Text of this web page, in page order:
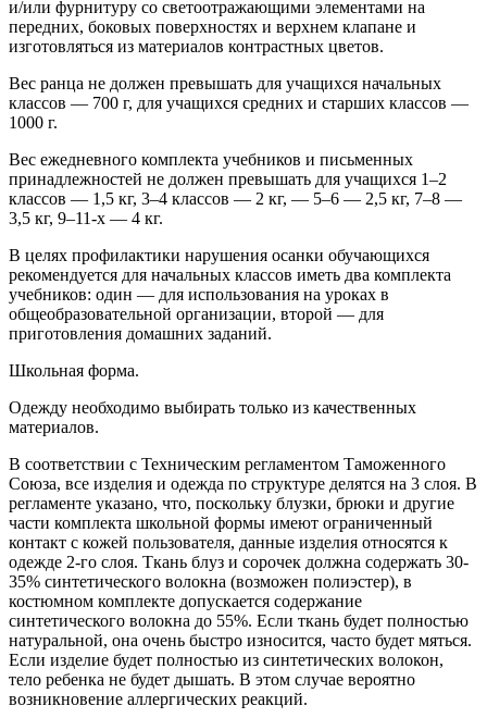
и/или фурнитуру со светоотражающими элементами на
передних, боковых поверхностях и верхнем клапане и
изготовляться из материалов контрастных цветов.
Вес ранца не должен превышать для учащихся начальных
классов — 700 г, для учащихся средних и старших классов —
1000 г.
Вес ежедневного комплекта учебников и письменных
принадлежностей не должен превышать для учащихся 1–2
классов — 1,5 кг, 3–4 классов — 2 кг, — 5–6 — 2,5 кг, 7–8 —
3,5 кг, 9–11-х — 4 кг.
В целях профилактики нарушения осанки обучающихся
рекомендуется для начальных классов иметь два комплекта
учебников: один — для использования на уроках в
общеобразовательной организации, второй — для
приготовления домашних заданий.
Школьная форма.
Одежду необходимо выбирать только из качественных
материалов.
В соответствии с Техническим регламентом Таможенного
Союза, все изделия и одежда по структуре делятся на 3 слоя. В
регламенте указано, что, поскольку блузки, брюки и другие
части комплекта школьной формы имеют ограниченный
контакт с кожей пользователя, данные изделия относятся к
одежде 2-го слоя. Ткань блуз и сорочек должна содержать 30-
35% синтетического волокна (возможен полиэстер), в
костюмном комплекте допускается содержание
синтетического волокна до 55%. Если ткань будет полностью
натуральной, она очень быстро износится, часто будет мяться.
Если изделие будет полностью из синтетических волокон,
тело ребенка не будет дышать. В этом случае вероятно
возникновение аллергических реакций.